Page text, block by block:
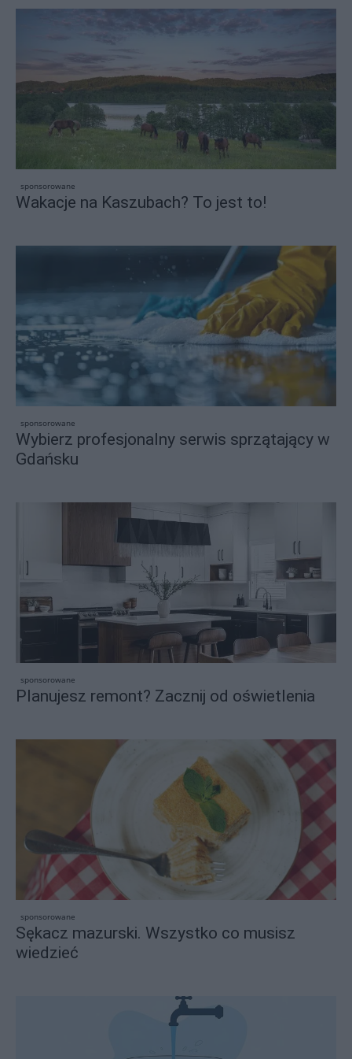
sponsorowane
Wakacje na Kaszubach? To jest to!
sponsorowane
Wybierz profesjonalny serwis sprzątający w
Gdańsku
sponsorowane
Planujesz remont? Zacznij od oświetlenia
sponsorowane
Sękacz mazurski. Wszystko co musisz
wiedzieć